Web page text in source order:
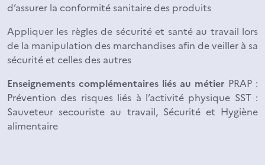
d’assurer la conformité sanitaire des produits
Appliquer les règles de sécurité et santé au travail lors
de la manipulation des marchandises afin de veiller à sa
sécurité et celles des autres
Enseignements complémentaires liés au métier PRAP :
Prévention des risques liés à l’activité physique SST :
Sauveteur secouriste au travail, Sécurité et Hygiène
alimentaire